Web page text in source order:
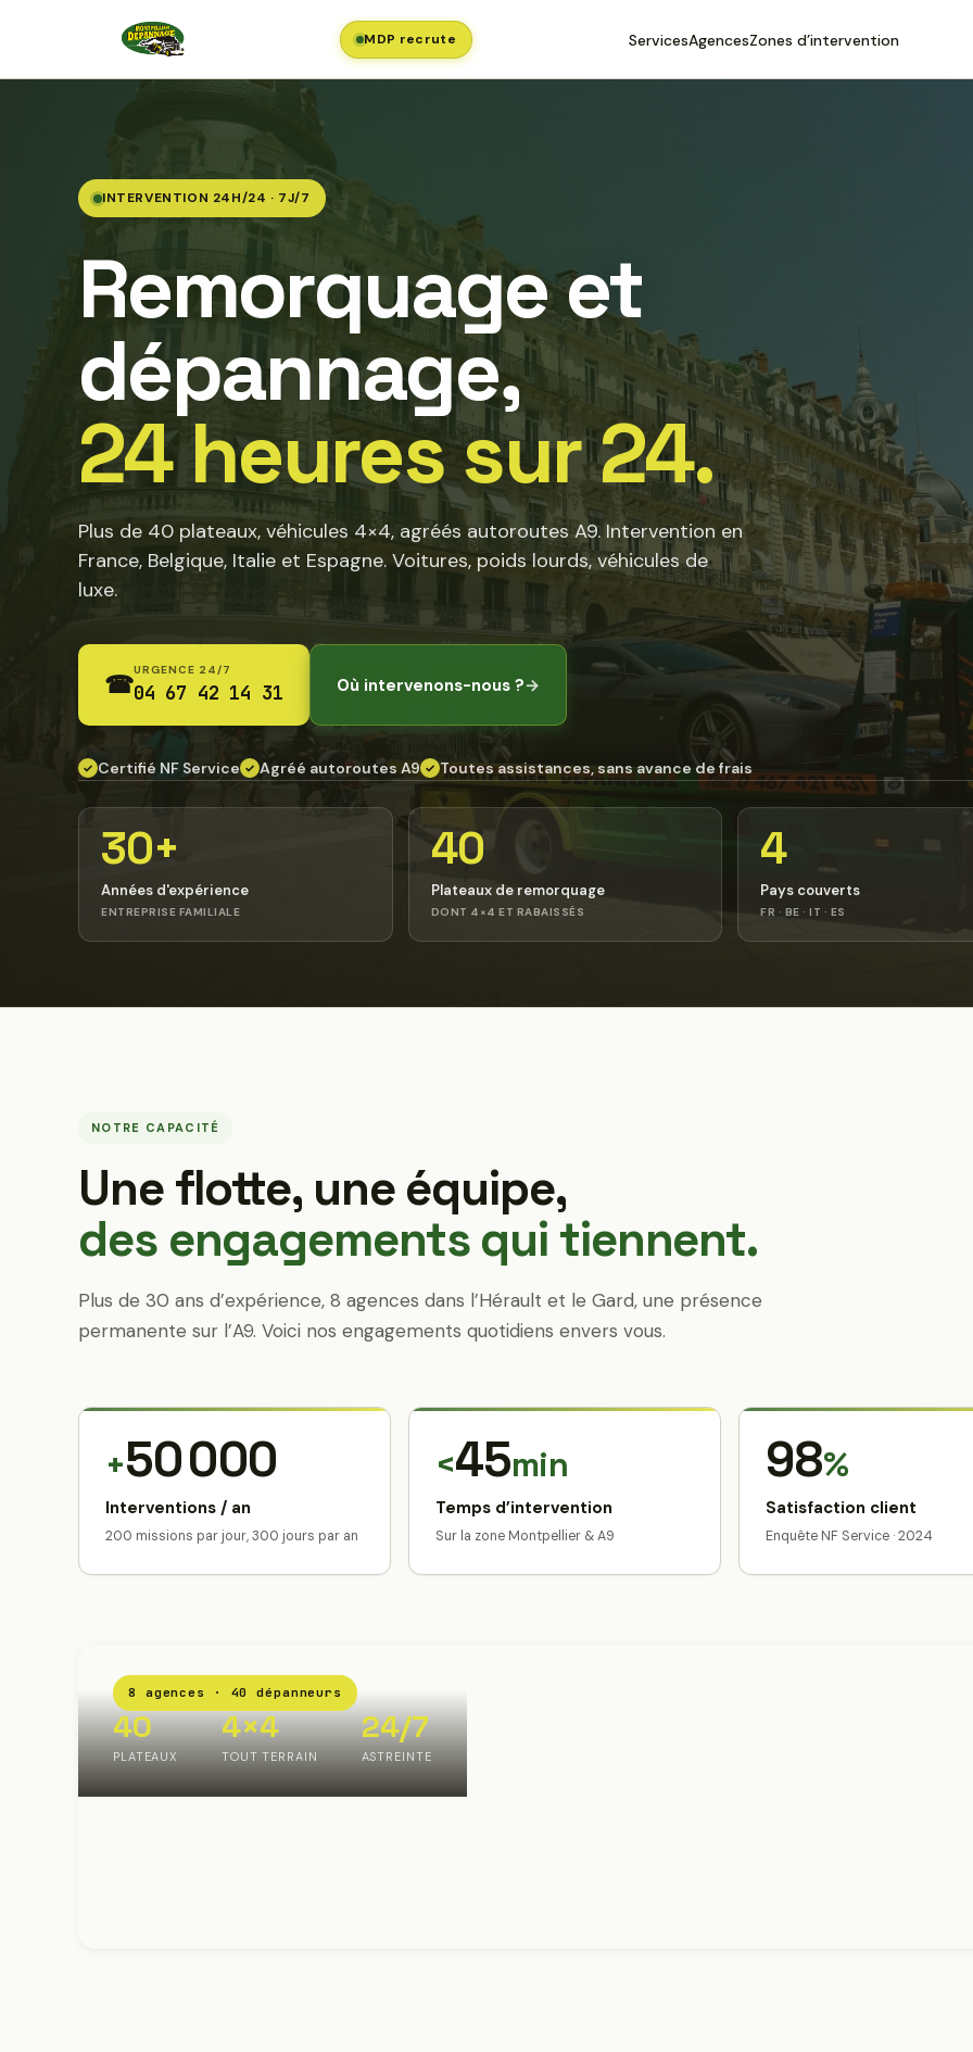
MDP recrute ServicesAgencesZones d’intervention
INTERVENTION 24H/24 · 7J/7
Remorquage et
dépannage,
24 heures sur 24.
Plus de 40 plateaux, véhicules 4×4, agréés autoroutes A9. Intervention en
France, Belgique, Italie et Espagne. Voitures, poids lourds, véhicules de
luxe.
☎URGENCE 24/7
04 67 42 14 31 Où intervenons-nous ?→
✓ Certifié NF Service ✓ Agréé autoroutes A9 ✓ Toutes assistances, sans avance de frais
30+
Années d'expérience
ENTREPRISE FAMILIALE
40
Plateaux de remorquage
DONT 4×4 ET RABAISSÉS
4
Pays couverts
FR · BE · IT · ES
NOTRE CAPACITÉ
Une flotte, une équipe,
des engagements qui tiennent.
Plus de 30 ans d’expérience, 8 agences dans l’Hérault et le Gard, une présence
permanente sur l’A9. Voici nos engagements quotidiens envers vous.
+50 000
Interventions / an
200 missions par jour, 300 jours par an
<45min
Temps d’intervention
Sur la zone Montpellier & A9
98%
Satisfaction client
Enquête NF Service · 2024
8 agences · 40 dépanneurs
40
PLATEAUX
4×4
TOUT TERRAIN
24/7
ASTREINTE